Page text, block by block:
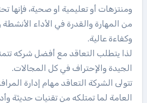
ومنتزهات أو تعليمية او صحية، فإنها
من المهارة والقدرة في الأداء
وكفاءة عالية.
لذا يتطلب التعاقد مع أفضل شركه
الجيدة والإحتراف في كل المجالات.
تتولى الشركة التعاقد مهام إدارة
العامة لما تمتلكه من تقنيات حديثة